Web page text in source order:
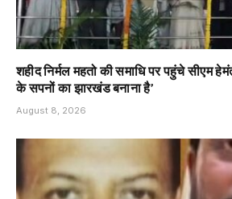
शहीद निर्मल महतो की समाधि पर पहुंचे सीएम
के सपनों का झारखंड बनाना है’
August 8, 2026